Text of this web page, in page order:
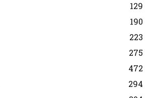
129
190
223
275
472
294